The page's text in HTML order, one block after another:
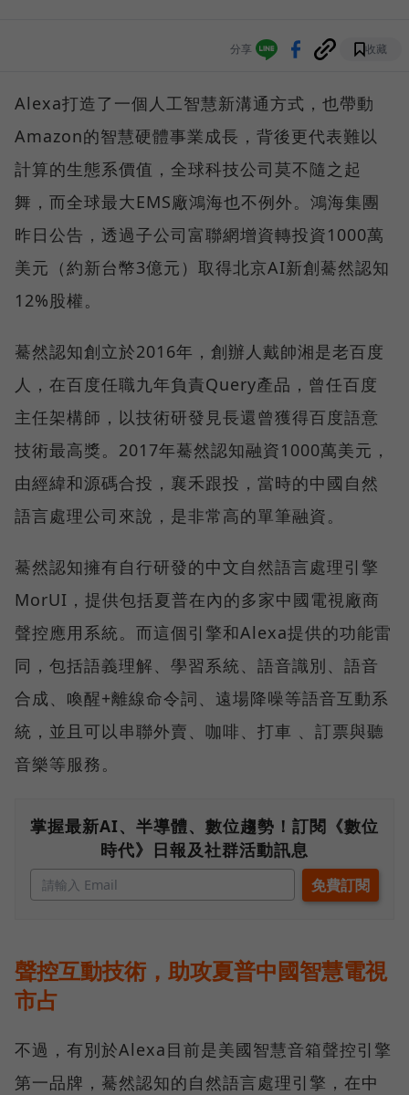
分享 收藏
Alexa打造了一個人工智慧新溝通方式，也帶動
Amazon的智慧硬體事業成長，背後更代表難以
計算的生態系價值，全球科技公司莫不隨之起
舞，而全球最大EMS廠鴻海也不例外。鴻海集團
昨日公告，透過子公司富聯網增資轉投資1000萬
美元（約新台幣3億元）取得北京AI新創驀然認知
12%股權。
驀然認知創立於2016年，創辦人戴帥湘是老百度
人，在百度任職九年負責Query產品，曾任百度
主任架構師，以技術研發見長還曾獲得百度語意
技術最高獎。2017年驀然認知融資1000萬美元，
由經緯和源碼合投，襄禾跟投，當時的中國自然
語言處理公司來說，是非常高的單筆融資。
驀然認知擁有自行研發的中文自然語言處理引擎
MorUI，提供包括夏普在內的多家中國電視廠商
聲控應用系統。而這個引擎和Alexa提供的功能雷
同，包括語義理解、學習系統、語音識別、語音
合成、喚醒+離線命令詞、遠場降噪等語音互動系
統，並且可以串聯外賣、咖啡、打車 、訂票與聽
音樂等服務。
掌握最新AI、半導體、數位趨勢！訂閱《數位
時代》日報及社群活動訊息
聲控互動技術，助攻夏普中國智慧電視
市占
不過，有別於Alexa目前是美國智慧音箱聲控引擎
第一品牌，驀然認知的自然語言處理引擎，在中